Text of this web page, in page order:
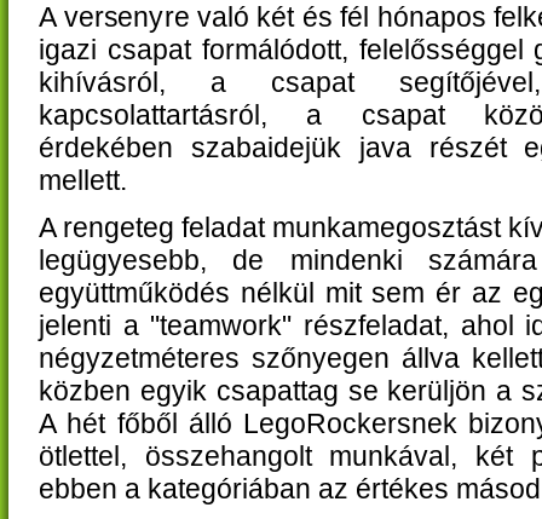
A versenyre való két és fél hónapos
igazi csapat formálódott,
kihívásról, a csapat
kapcsolattartásról, a csapat
érdekében szabaidejük java részét
mellett.
A rengeteg feladat munkamegosztást
legügyesebb, de mindenki
együttműködés nélkül mit sem ér az
jelenti a "teamwork" részfeladat, ahol
négyzetméteres szőnyegen állva
közben egyik csapattag se kerüljön a
A hét főből álló LegoRockersnek
ötlettel, összehangolt munkával,
ebben a kategóriában az értékes